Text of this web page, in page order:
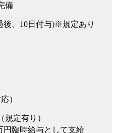
備
、10日付与)※規定あり
）
定有り）
円臨時給与として支給